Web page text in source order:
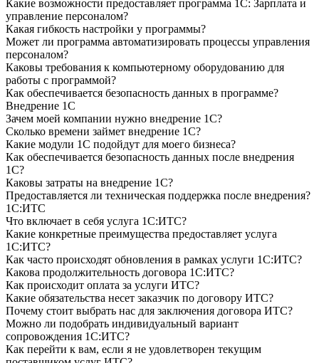
Какие возможности предоставляет программа 1С: Зарплата и
управление персоналом?
Какая гибкость настройки у программы?
Может ли программа автоматизировать процессы управления
персоналом?
Каковы требования к компьютерному оборудованию для
работы с программой?
Как обеспечивается безопасность данных в программе?
Внедрение 1С
Зачем моей компании нужно внедрение 1С?
Сколько времени займет внедрение 1С?
Какие модули 1С подойдут для моего бизнеса?
Как обеспечивается безопасность данных после внедрения
1С?
Каковы затраты на внедрение 1С?
Предоставляется ли техническая поддержка после внедрения?
1С:ИТС
Что включает в себя услуга 1С:ИТС?
Какие конкретные преимущества предоставляет услуга
1С:ИТС?
Как часто происходят обновления в рамках услуги 1С:ИТС?
Какова продолжительность договора 1С:ИТС?
Как происходит оплата за услуги ИТС?
Какие обязательства несет заказчик по договору ИТС?
Почему стоит выбрать нас для заключения договора ИТС?
Можно ли подобрать индивидуальный вариант
сопровождения 1С:ИТС?
Как перейти к вам, если я не удовлетворен текущим